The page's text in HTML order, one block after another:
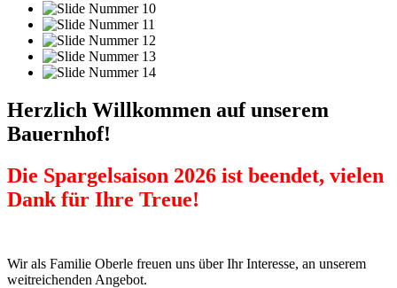
Herzlich Willkommen auf unserem
Bauernhof!
Die Spargelsaison 2026 ist beendet, vielen
Dank für Ihre Treue!
Wir als Familie Oberle freuen uns über Ihr Interesse, an unserem
weitreichenden Angebot.